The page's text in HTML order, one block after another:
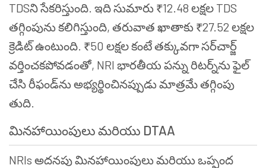
TDSని సేకరిస్తుంది. ఇది సుమారు ₹12.48 లక్షల TDS
తగ్గింపును కలిగిస్తుంది, తరువాత ఖాతాకు ₹27.52 లక్షల
క్రెడిట్ ఉంటుంది. ₹50 లక్షల కంటే తక్కువగా సర్‌చార్జ్
వర్తించకపోవడంతో, NRI భారతీయ పన్ను రిటర్న్‌ను ఫైల్
చేసి రీఫండ్‌ను అభ్యర్థించినప్పుడు మాత్రమే తగ్గింపు
తుది.
మినహాయింపులు మరియు DTAA
NRIs అదనపు మినహాయింపులు మరియు ఒప్పంద